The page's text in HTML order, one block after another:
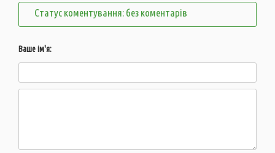
Статус коментування: без коментарів
Ваше ім'я: